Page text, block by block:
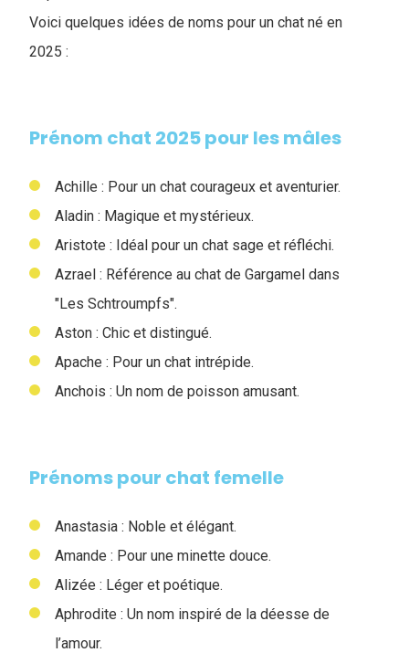
Voici quelques idées de noms pour un chat né en
2025 :
Prénom chat 2025 pour les mâles
Achille : Pour un chat courageux et aventurier.
Aladin : Magique et mystérieux.
Aristote : Idéal pour un chat sage et réfléchi.
Azrael : Référence au chat de Gargamel dans
"Les Schtroumpfs".
Aston : Chic et distingué.
Apache : Pour un chat intrépide.
Anchois : Un nom de poisson amusant.
Prénoms pour chat femelle
Anastasia : Noble et élégant.
Amande : Pour une minette douce.
Alizée : Léger et poétique.
Aphrodite : Un nom inspiré de la déesse de
l’amour.